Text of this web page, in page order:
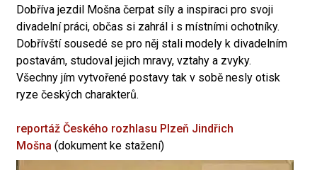
Dobříva jezdil Mošna čerpat síly a inspiraci pro svoji
divadelní práci, občas si zahrál i s místními ochotníky.
Dobřívští sousedé se pro něj stali modely k divadelním
postavám, studoval jejich mravy, vztahy a zvyky.
Všechny jím vytvořené postavy tak v sobě nesly otisk
ryze českých charakterů.
reportáž Českého rozhlasu Plzeň Jindřich
Mošna (dokument ke stažení)